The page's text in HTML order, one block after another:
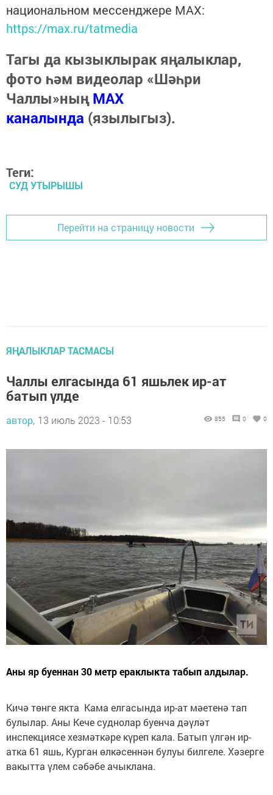
национальном мессенджере MАХ:
https://max.ru/tatmedia
Тагы да кызыклырак яңалыклар,
фото һәм видеолар «Шәһри
Чаллы»ныңMAX
каналында (язылыгыз).
Теги:
СУД УТЫРЫШЫ
Перейти на страницу новости
ЯҢАЛЫКЛАР ТАСМАСЫ
Чаллы елгасында 61 яшьлек ир-ат
батып үлде
автор, 13 июль 2023 - 10:53 855 0 0
Аны яр буеннан 30 метр ераклыкта табып алдылар.
Кичә төнге якта Кама елгасында ир-ат мәетенә тап
булылар. Аны Кече суднолар буенча дәүләт
инспекциясе хезмәткәре күреп кала. Батып үлгән ир-
атка 61 яшь, Курган өлкәсеннән булуы билгеле. Хәзерге
вакытта үлем сәбәбе ачыклана.